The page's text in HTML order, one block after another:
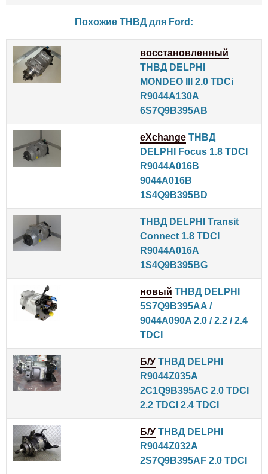
Похожие ТНВД для Ford :
восстановленный
ТНВД DELPHI
MONDEO III 2.0 TDCi
R9044A130A
6S7Q9B395AB
eXchange ТНВД
DELPHI Focus 1.8 TDCI
R9044A016B
9044A016B
1S4Q9B395BD
ТНВД DELPHI Transit
Connect 1.8 TDCI
R9044A016A
1S4Q9B395BG
новый ТНВД DELPHI
5S7Q9B395AA /
9044A090A 2.0 / 2.2 / 2.4
TDCI
Б/У ТНВД DELPHI
R9044Z035A
2C1Q9B395AC 2.0 TDCI
2.2 TDCI 2.4 TDCI
Б/У ТНВД DELPHI
R9044Z032A
2S7Q9B395AF 2.0 TDCI